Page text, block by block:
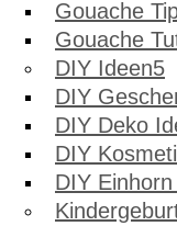
Gouache
Gouache
DIY Ideen
DIY
DIY Deko
DIY
DIY